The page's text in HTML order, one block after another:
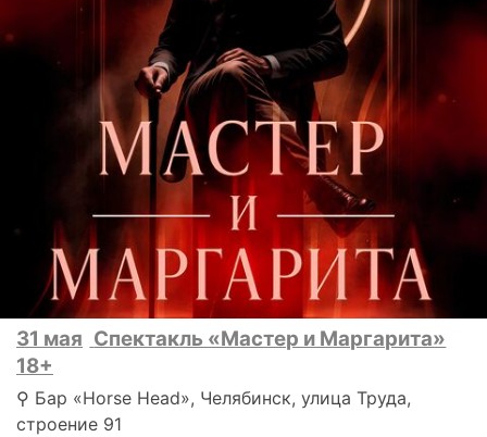
31 мая Спектакль «Мастер и Маргарита»
18+
⚲ Бар «Horse Head», Челябинск, улица Труда,
строение 91